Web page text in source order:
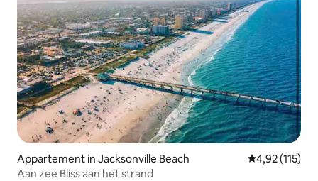
Appartement in Jacksonville Beach Gemiddelde
4,92 (115)
Aan zee Bliss aan het strand